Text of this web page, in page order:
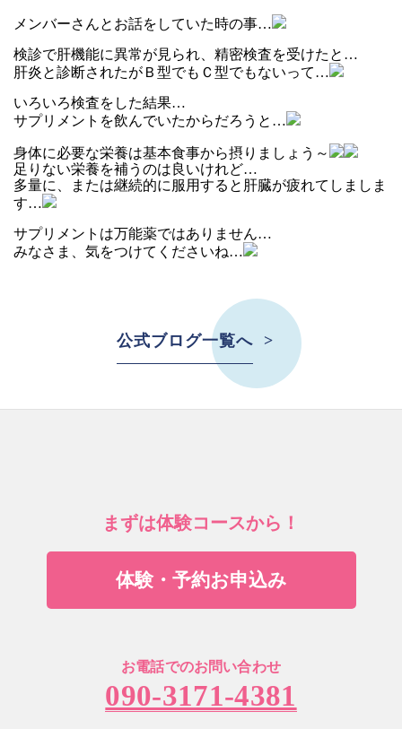
メンバーさんとお話をしていた時の事…
検診で肝機能に異常が見られ、精密検査を受けたと…
肝炎と診断されたがＢ型でもＣ型でもないって…
いろいろ検査をした結果…
サプリメントを飲んでいたからだろうと…
身体に必要な栄養は基本食事から摂りましょう～
足りない栄養を補うのは良いけれど…
多量に、または継続的に服用すると肝臓が疲れてしましま
す…
サプリメントは万能薬ではありません…
みなさま、気をつけてくださいね…
公式ブログ一覧へ
まずは体験コースから！
体験・予約お申込み
お電話でのお問い合わせ
090-3171-4381